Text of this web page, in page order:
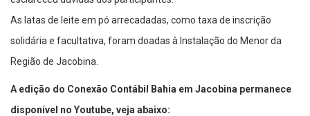
As latas de leite em pó arrecadadas, como taxa de inscrição
solidária e facultativa, foram doadas à Instalação do Menor da
Região de Jacobina.
A edição do Conexão Contábil Bahia em Jacobina permanece
disponível no Youtube, veja abaixo: